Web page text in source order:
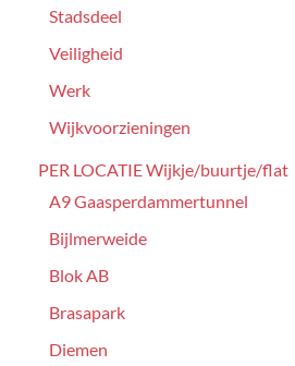
Stadsdeel
Veiligheid
Werk
Wijkvoorzieningen
PER LOCATIE Wijkje/buurtje/flat
A9 Gaasperdammertunnel
Bijlmerweide
Blok AB
Brasapark
Diemen